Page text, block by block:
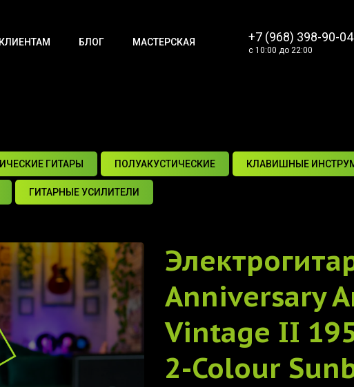
БЛОГ МАСТЕРСКАЯ +7 (968) 398-90-04
с 10:00 до 22:00
ГИТАРЫ ПОЛУАКУСТИЧЕСКИЕ КЛАВИШНЫЕ
ГИТАРНЫЕ УСИЛИТЕЛИ
Anniversary
Vintage II
2-Colour